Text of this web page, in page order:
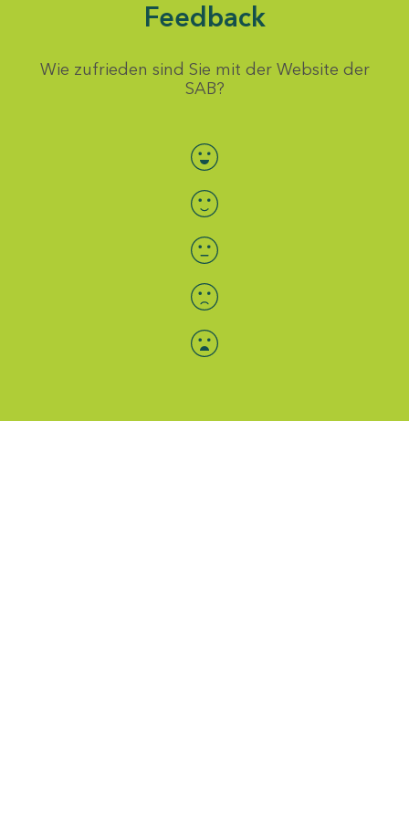
Feedback
Wie zufrieden sind Sie mit der Website der
SAB?
Bewertung auswählen